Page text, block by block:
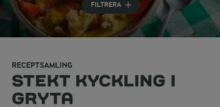
FILTRERA
RECEPTSAMLING
STEKT KYCKLING I
GRYTA